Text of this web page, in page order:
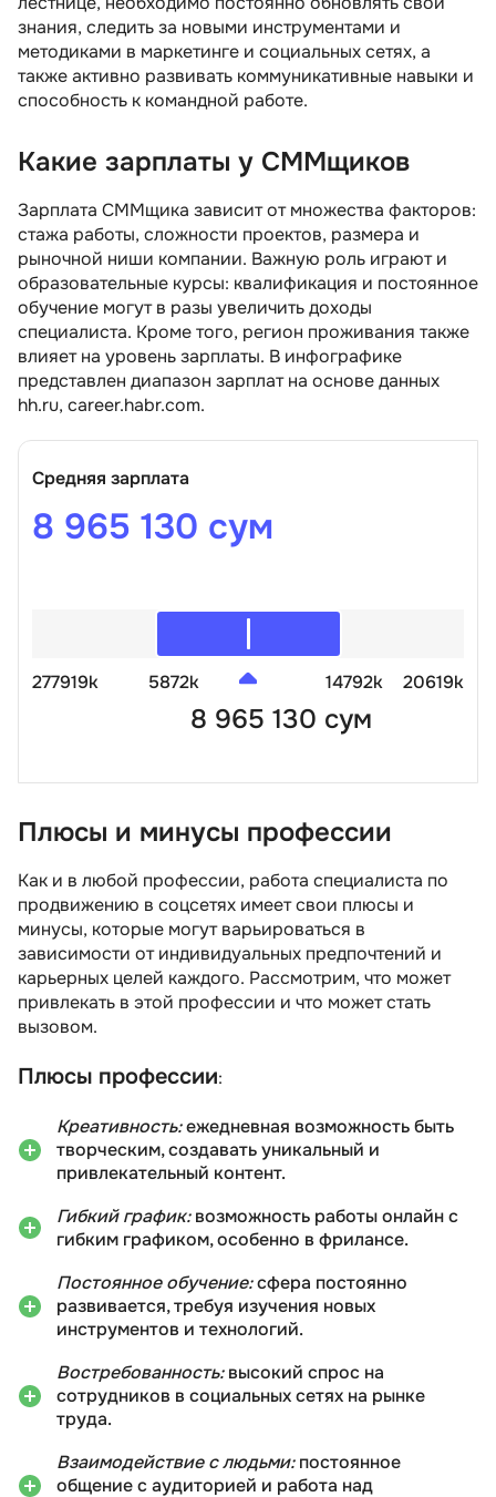
знания, следить за новыми инструментами и
методиками в маркетинге и социальных сетях, а
также активно развивать коммуникативные навыки и
способность к командной работе.
Какие зарплаты у СММщиков
Зарплата СММщика зависит от множества факторов:
стажа работы, сложности проектов, размера и
рыночной ниши компании. Важную роль играют и
образовательные курсы: квалификация и постоянное
обучение могут в разы увеличить доходы
специалиста. Кроме того, регион проживания также
влияет на уровень зарплаты. В инфографике
представлен диапазон зарплат на основе данных
hh.ru, career.habr.com.
Средняя зарплата
8 965 130 сум
277919k 5872k
8 965 130 сум
14792k 20619k
Плюсы и минусы профессии
Как и в любой профессии, работа специалиста по
продвижению в соцсетях имеет свои плюсы и
минусы, которые могут варьироваться в
зависимости от индивидуальных предпочтений и
карьерных целей каждого. Рассмотрим, что может
привлекать в этой профессии и что может стать
вызовом.
Плюсы профессии:
Креативность:ежедневная возможность быть
творческим, создавать уникальный и
привлекательный контент.
Гибкий график:возможность работы онлайн с
гибким графиком, особенно в фрилансе.
Постоянное обучение:сфера постоянно
развивается, требуя изучения новых
инструментов и технологий.
Востребованность:высокий спрос на
сотрудников в социальных сетях на рынке
труда.
Взаимодействие с людьми:постоянное
общение с аудиторией и работа над